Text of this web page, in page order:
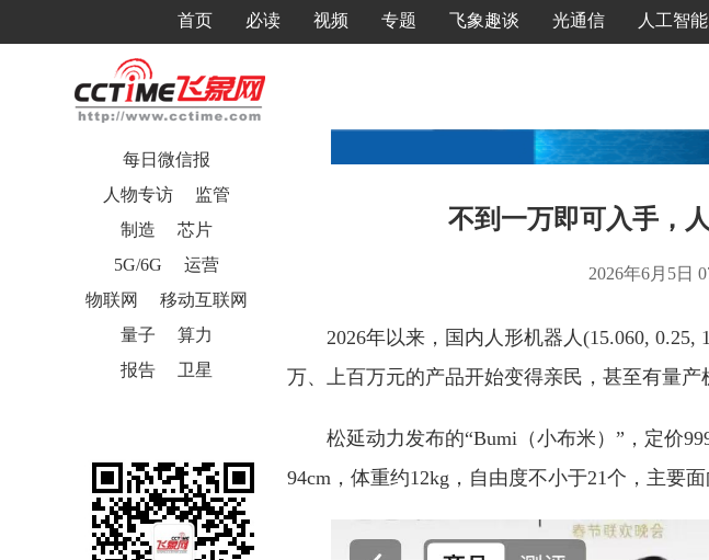
首页 必读 视频 专题 飞象趣谈 光通信 人工智能
每日微信报
人物专访
监管
制造
芯片
5G/6G
运营
物联网
移动互联网
量子
算力
报告
卫星
不到一万即可入手，
2026年6月5日
2026年以来，国内人形机器人(15.060,
万、上百万元的产品开始变得亲民，甚至有量产
松延动力发布的“Bumi（小布米）”，定价
94cm，体重约12kg，自由度不小于21个，主要